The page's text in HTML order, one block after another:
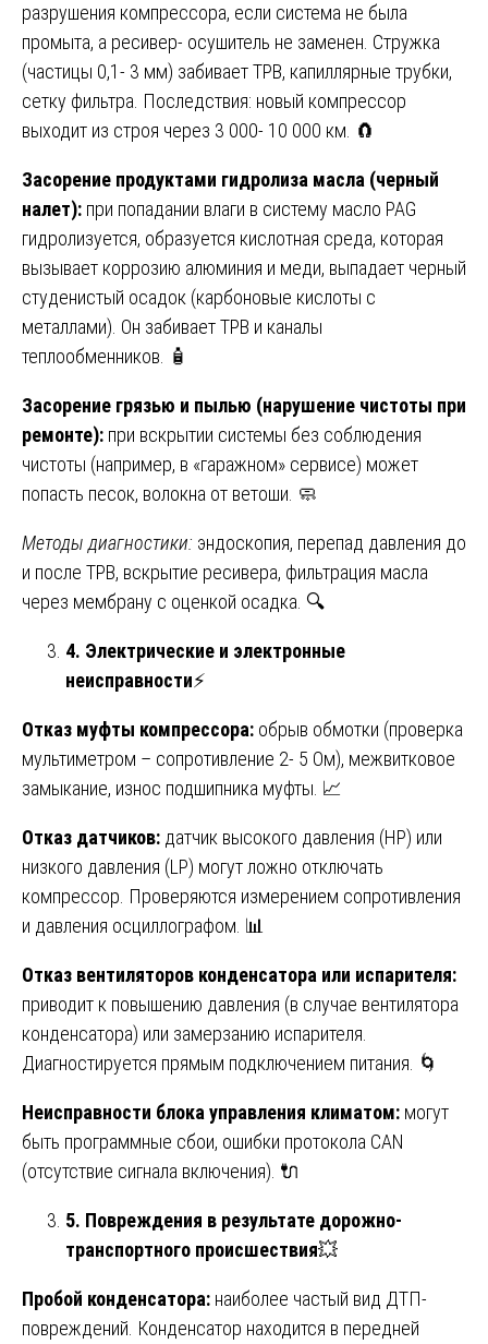
разрушения компрессора, если система не была
промыта, а ресивер- осушитель не заменен. Стружка
(частицы 0,1- 3 мм) забивает ТРВ, капиллярные трубки,
сетку фильтра. Последствия: новый компрессор
выходит из строя через 3 000- 10 000 км. 🧲
Засорение продуктами гидролиза масла (черный
налет): при попадании влаги в систему масло PAG
гидролизуется, образуется кислотная среда, которая
вызывает коррозию алюминия и меди, выпадает черный
студенистый осадок (карбоновые кислоты с
металлами). Он забивает ТРВ и каналы
теплообменников. 🧴
Засорение грязью и пылью (нарушение чистоты при
ремонте): при вскрытии системы без соблюдения
чистоты (например, в «гаражном» сервисе) может
попасть песок, волокна от ветоши. 🧼
Методы диагностики: эндоскопия, перепад давления до
и после ТРВ, вскрытие ресивера, фильтрация масла
через мембрану с оценкой осадка. 🔍
4. Электрические и электронные
неисправности⚡
Отказ муфты компрессора: обрыв обмотки (проверка
мультиметром – сопротивление 2- 5 Ом), межвитковое
замыкание, износ подшипника муфты. 📈
Отказ датчиков: датчик высокого давления (HP) или
низкого давления (LP) могут ложно отключать
компрессор. Проверяются измерением сопротивления
и давления осциллографом. 📊
Отказ вентиляторов конденсатора или испарителя:
приводит к повышению давления (в случае вентилятора
конденсатора) или замерзанию испарителя.
Диагностируется прямым подключением питания. 🌀
Неисправности блока управления климатом: могут
быть программные сбои, ошибки протокола CAN
(отсутствие сигнала включения). 🔌
5. Повреждения в результате дорожно-
транспортного происшествия💥
Пробой конденсатора: наиболее частый вид ДТП-
повреждений. Конденсатор находится в передней